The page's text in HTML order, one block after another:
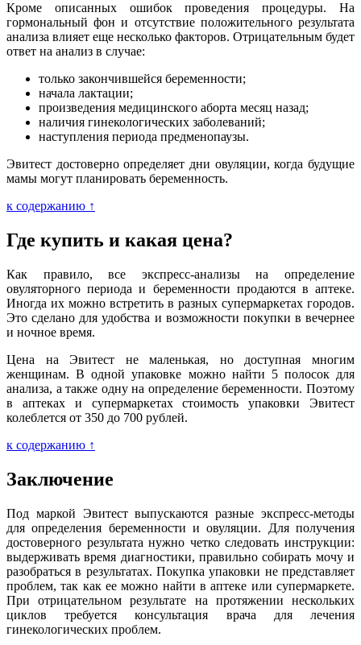
Кроме описанных ошибок проведения процедуры. На
гормональный фон и отсутствие положительного результата
анализа влияет еще несколько факторов. Отрицательным будет
ответ на анализ в случае:
только закончившейся беременности;
начала лактации;
произведения медицинского аборта месяц назад;
наличия гинекологических заболеваний;
наступления периода предменопаузы.
Эвитест достоверно определяет дни овуляции, когда будущие
мамы могут планировать беременность.
к содержанию ↑
Где купить и какая цена?
Как правило, все экспресс-анализы на определение
овуляторного периода и беременности продаются в аптеке.
Иногда их можно встретить в разных супермаркетах городов.
Это сделано для удобства и возможности покупки в вечернее
и ночное время.
Цена на Эвитест не маленькая, но доступная многим
женщинам. В одной упаковке можно найти 5 полосок для
анализа, а также одну на определение беременности. Поэтому
в аптеках и супермаркетах стоимость упаковки Эвитест
колеблется от 350 до 700 рублей.
к содержанию ↑
Заключение
Под маркой Эвитест выпускаются разные экспресс-методы
для определения беременности и овуляции. Для получения
достоверного результата нужно четко следовать инструкции:
выдерживать время диагностики, правильно собирать мочу и
разобраться в результатах. Покупка упаковки не представляет
проблем, так как ее можно найти в аптеке или супермаркете.
При отрицательном результате на протяжении нескольких
циклов требуется консультация врача для лечения
гинекологических проблем.